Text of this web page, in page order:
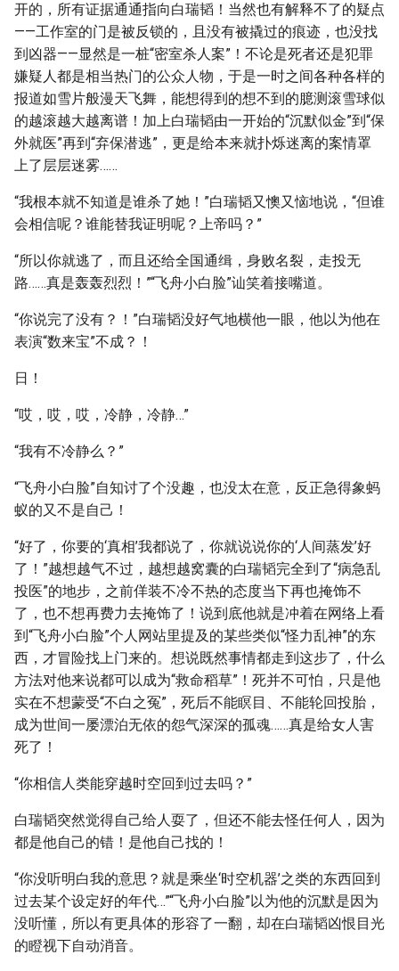
开的，所有证据通通指向白瑞韬！当然也有解释不了的疑点
——工作室的门是被反锁的，且没有被撬过的痕迹，也没找
到凶器——显然是一桩“密室杀人案”！不论是死者还是犯罪
嫌疑人都是相当热门的公众人物，于是一时之间各种各样的
报道如雪片般漫天飞舞，能想得到的想不到的臆测滚雪球似
的越滚越大越离谱！加上白瑞韬由一开始的“沉默似金”到“保
外就医”再到“弃保潜逃”，更是给本来就扑烁迷离的案情罩
上了层层迷雾……
“我根本就不知道是谁杀了她！”白瑞韬又懊又恼地说，“但谁
会相信呢？谁能替我证明呢？上帝吗？”
“所以你就逃了，而且还给全国通缉，身败名裂，走投无
路……真是轰轰烈烈！”“飞舟小白脸”讪笑着接嘴道。
“你说完了没有？！”白瑞韬没好气地横他一眼，他以为他在
表演“数来宝”不成？！
日！
“哎，哎，哎，冷静，冷静…”
“我有不冷静么？”
“飞舟小白脸”自知讨了个没趣，也没太在意，反正急得象蚂
蚁的又不是自己！
“好了，你要的‘真相’我都说了，你就说说你的‘人间蒸发’好
了！”越想越气不过，越想越窝囊的白瑞韬完全到了“病急乱
投医”的地步，之前佯装不冷不热的态度当下再也掩饰不
了，也不想再费力去掩饰了！说到底他就是冲着在网络上看
到“飞舟小白脸”个人网站里提及的某些类似“怪力乱神”的东
西，才冒险找上门来的。想说既然事情都走到这步了，什么
方法对他来说都可以成为“救命稻草”！死并不可怕，只是他
实在不想蒙受“不白之冤”，死后不能瞑目、不能轮回投胎，
成为世间一屡漂泊无依的怨气深深的孤魂……真是给女人害
死了！
“你相信人类能穿越时空回到过去吗？”
白瑞韬突然觉得自己给人耍了，但还不能去怪任何人，因为
都是他自己的错！是他自己找的！
“你没听明白我的意思？就是乘坐‘时空机器’之类的东西回到
过去某个设定好的年代…”“飞舟小白脸”以为他的沉默是因为
没听懂，所以有更具体的形容了一翻，却在白瑞韬凶恨目光
的瞪视下自动消音。